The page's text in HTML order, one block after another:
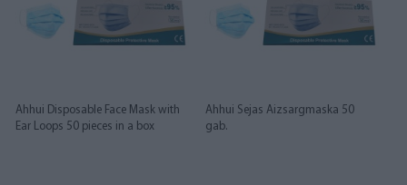
Ahhui Disposable Face Mask with
Ear Loops 50 pieces in a box
Ahhui Sejas Aizsargmaska 50
gab.